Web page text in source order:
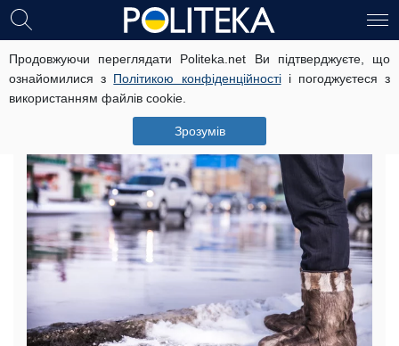
Продовжуючи переглядати Politeka.net Ви підтверджуєте, що
ознайомилися з Політикою конфіденційностіі погоджуєтеся з
використанням файлів cookie.
Зрозумів
Погода у Львові: чого чекати 26
березня